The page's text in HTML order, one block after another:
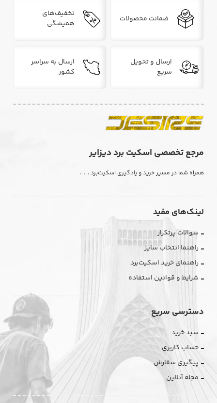
ضمانت محصولات
تخفیف‌های
همیشگی
ارسال و تحویل
سریع
ارسال به سراسر
کشور
مرجع تخصصی اسکیت برد دیزایر
همراه شما در مسیر خرید و یادگیری اسکیت‌برد. . .
لینک‌های مفید
سوالات پرتکرار
راهنما انتخاب سایز
راهنمای خرید اسکیت‌برد
شرایط و قوانین استفاده
دسترسی سریع
سبد خرید
حساب کاربری
پیگیری سفارش
مجله آنلاین